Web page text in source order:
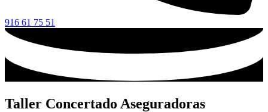
916 61 75 51
Taller Concertado Aseguradoras